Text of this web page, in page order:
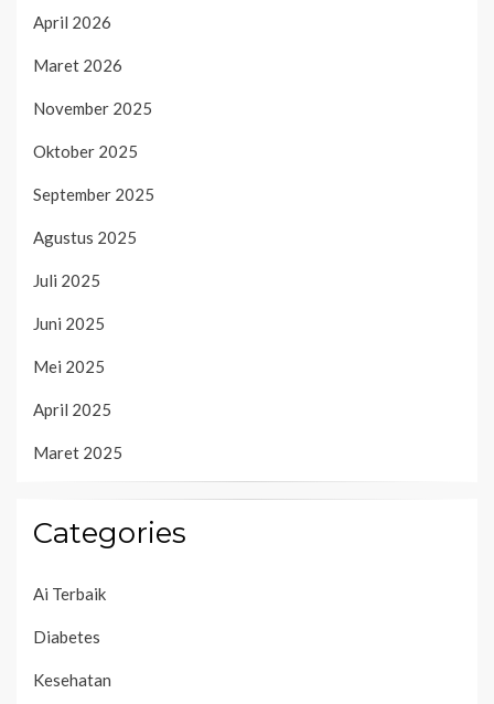
April 2026
Maret 2026
November 2025
Oktober 2025
September 2025
Agustus 2025
Juli 2025
Juni 2025
Mei 2025
April 2025
Maret 2025
Categories
Ai Terbaik
Diabetes
Kesehatan